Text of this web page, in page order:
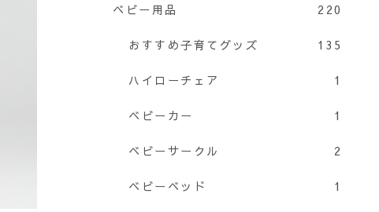
ベビー用品 220
おすすめ子育てグッズ 135
ハイローチェア 1
ベビーカー 1
ベビーサークル 2
ベビーベッド 1